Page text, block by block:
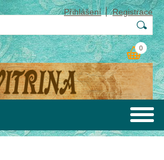
Přihlášení Registrace
0